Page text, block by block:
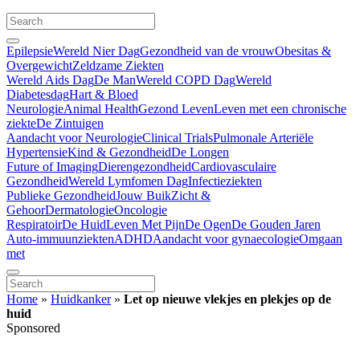
EpilepsieWereld Nier DagGezondheid van de vrouwObesitas &
OvergewichtZeldzame Ziekten
Wereld Aids DagDe ManWereld COPD DagWereld
DiabetesdagHart & Bloed
NeurologieAnimal HealthGezond LevenLeven met een chronische
ziekteDe Zintuigen
Aandacht voor NeurologieClinical TrialsPulmonale Arteriële
HypertensieKind & GezondheidDe Longen
Future of ImagingDierengezondheidCardiovasculaire
GezondheidWereld Lymfomen DagInfectieziekten
Publieke GezondheidJouw BuikZicht &
GehoorDermatologieOncologie
RespiratoirDe HuidLeven Met PijnDe OgenDe Gouden Jaren
Auto-immuunziektenADHDAandacht voor gynaecologieOmgaan
met
Home » Huidkanker» Let op nieuwe vlekjes en plekjes op de
huid
Sponsored